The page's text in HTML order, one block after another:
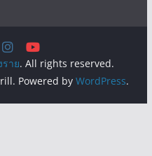
ราย. All rights reserved.
Powered by WordPress.